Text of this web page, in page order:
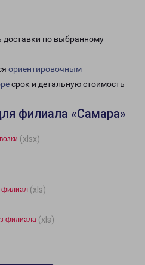
по выбранному
ориентировочным
срок и детальную стоимость
филиала «Самара»
(xlsx)
филиал (xls)
филиала (xls)